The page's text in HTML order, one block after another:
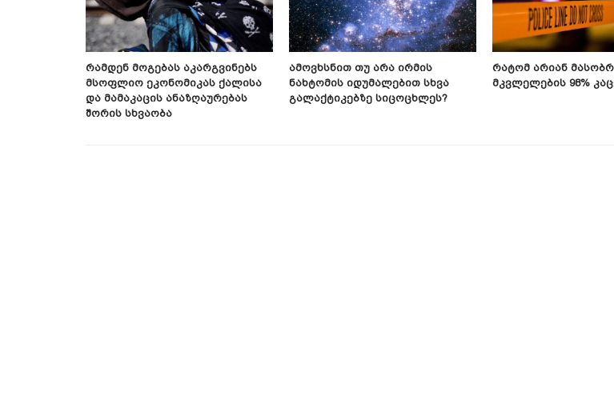
Რამდენ Მოგებას Აკარგვინებს
Მსოფლიო Ეკონომიკას Ქალისა
Და Მამაკაცის Ანაზღაურებას
Შორის Სხვაობა
Ამოვხსნით Თუ Არა Ირმის
Ნახტომის Იდუმალებით Სხვა
Გალაქტიკებზე Სიცოცხლეს?
Რატომ Არიან
Მკვლელების 98%